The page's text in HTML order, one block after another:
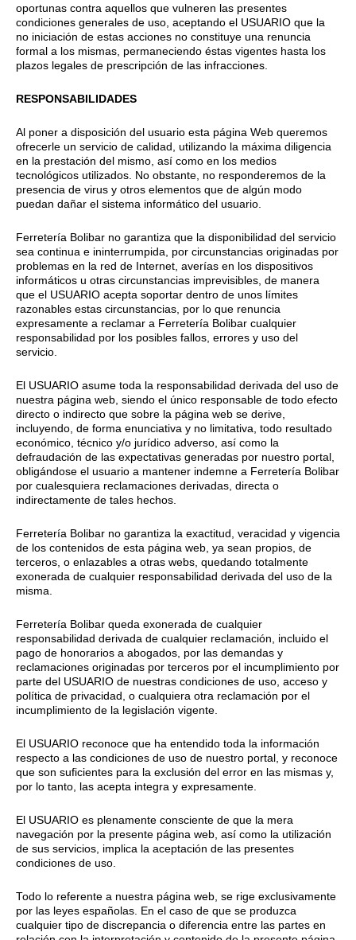
oportunas contra aquellos que vulneren las presentes
condiciones generales de uso, aceptando el USUARIO que la
no iniciación de estas acciones no constituye una renuncia
formal a los mismas, permaneciendo éstas vigentes hasta los
plazos legales de prescripción de las infracciones.
RESPONSABILIDADES
Al poner a disposición del usuario esta página Web queremos
ofrecerle un servicio de calidad, utilizando la máxima diligencia
en la prestación del mismo, así como en los medios
tecnológicos utilizados. No obstante, no responderemos de la
presencia de virus y otros elementos que de algún modo
puedan dañar el sistema informático del usuario.
Ferretería Bolibar no garantiza que la disponibilidad del servicio
sea continua e ininterrumpida, por circunstancias originadas por
problemas en la red de Internet, averías en los dispositivos
informáticos u otras circunstancias imprevisibles, de manera
que el USUARIO acepta soportar dentro de unos límites
razonables estas circunstancias, por lo que renuncia
expresamente a reclamar a Ferretería Bolibar cualquier
responsabilidad por los posibles fallos, errores y uso del
servicio.
El USUARIO asume toda la responsabilidad derivada del uso de
nuestra página web, siendo el único responsable de todo efecto
directo o indirecto que sobre la página web se derive,
incluyendo, de forma enunciativa y no limitativa, todo resultado
económico, técnico y/o jurídico adverso, así como la
defraudación de las expectativas generadas por nuestro portal,
obligándose el usuario a mantener indemne a Ferretería Bolibar
por cualesquiera reclamaciones derivadas, directa o
indirectamente de tales hechos.
Ferretería Bolibar no garantiza la exactitud, veracidad y vigencia
de los contenidos de esta página web, ya sean propios, de
terceros, o enlazables a otras webs, quedando totalmente
exonerada de cualquier responsabilidad derivada del uso de la
misma.
Ferretería Bolibar queda exonerada de cualquier
responsabilidad derivada de cualquier reclamación, incluido el
pago de honorarios a abogados, por las demandas y
reclamaciones originadas por terceros por el incumplimiento por
parte del USUARIO de nuestras condiciones de uso, acceso y
política de privacidad, o cualquiera otra reclamación por el
incumplimiento de la legislación vigente.
El USUARIO reconoce que ha entendido toda la información
respecto a las condiciones de uso de nuestro portal, y reconoce
que son suficientes para la exclusión del error en las mismas y,
por lo tanto, las acepta integra y expresamente.
El USUARIO es plenamente consciente de que la mera
navegación por la presente página web, así como la utilización
de sus servicios, implica la aceptación de las presentes
condiciones de uso.
Todo lo referente a nuestra página web, se rige exclusivamente
por las leyes españolas. En el caso de que se produzca
cualquier tipo de discrepancia o diferencia entre las partes en